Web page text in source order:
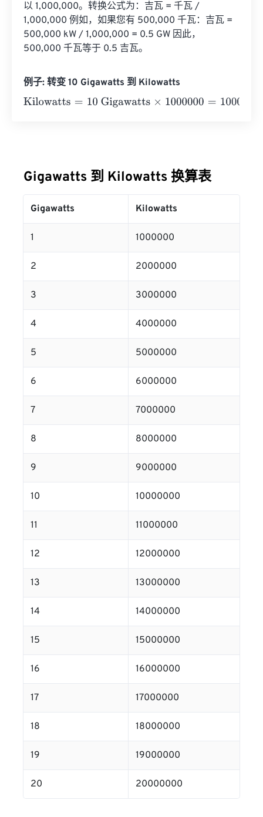
以 1,000,000。转换公式为：吉瓦 = 千瓦 /
1,000,000 例如，如果您有 500,000 千瓦：吉瓦 =
500,000 kW / 1,000,000 = 0.5 GW 因此，
500,000 千瓦等于 0.5 吉瓦。
例子: 转变 10 Gigawatts 到 Kilowatts
Kilowatts=10 Gigawatts×1000000=10000000 Kilowatts
Gigawatts 到 Kilowatts 换算表
Gigawatts Kilowatts
1 1000000
2 2000000
3 3000000
4 4000000
5 5000000
6 6000000
7 7000000
8 8000000
9 9000000
10 10000000
11 11000000
12 12000000
13 13000000
14 14000000
15 15000000
16 16000000
17 17000000
18 18000000
19 19000000
20 20000000